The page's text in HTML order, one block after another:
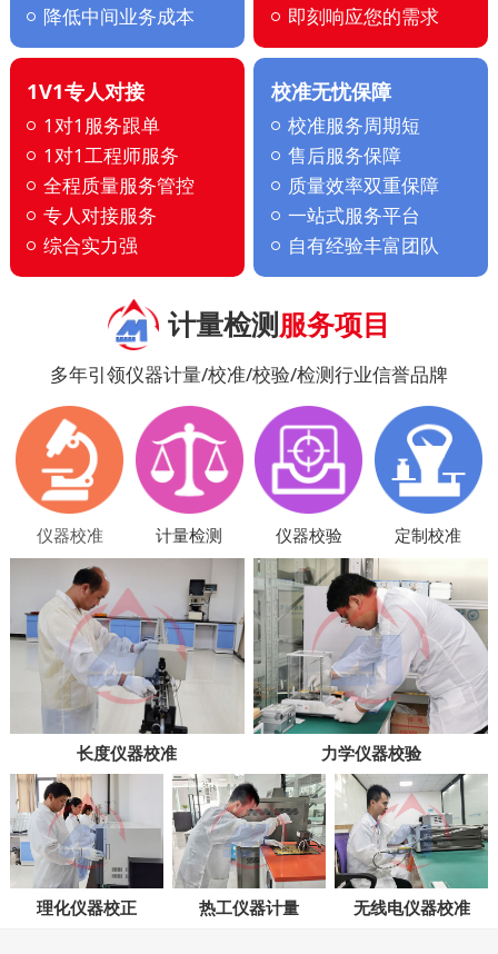
降低中间业务成本
即刻响应您的需求
1V1专人对接
1对1服务跟单
1对1工程师服务
全程质量服务管控
专人对接服务
综合实力强
校准无忧保障
校准服务周期短
售后服务保障
质量效率双重保障
一站式服务平台
自有经验丰富团队
计量检测服务项目
多年引领仪器计量/校准/校验/检测行业信誉品牌
仪器校准 计量检测 仪器校验 定制校准
长度仪器校准 力学仪器校验
理化仪器校正 热工仪器计量 无线电仪器校准